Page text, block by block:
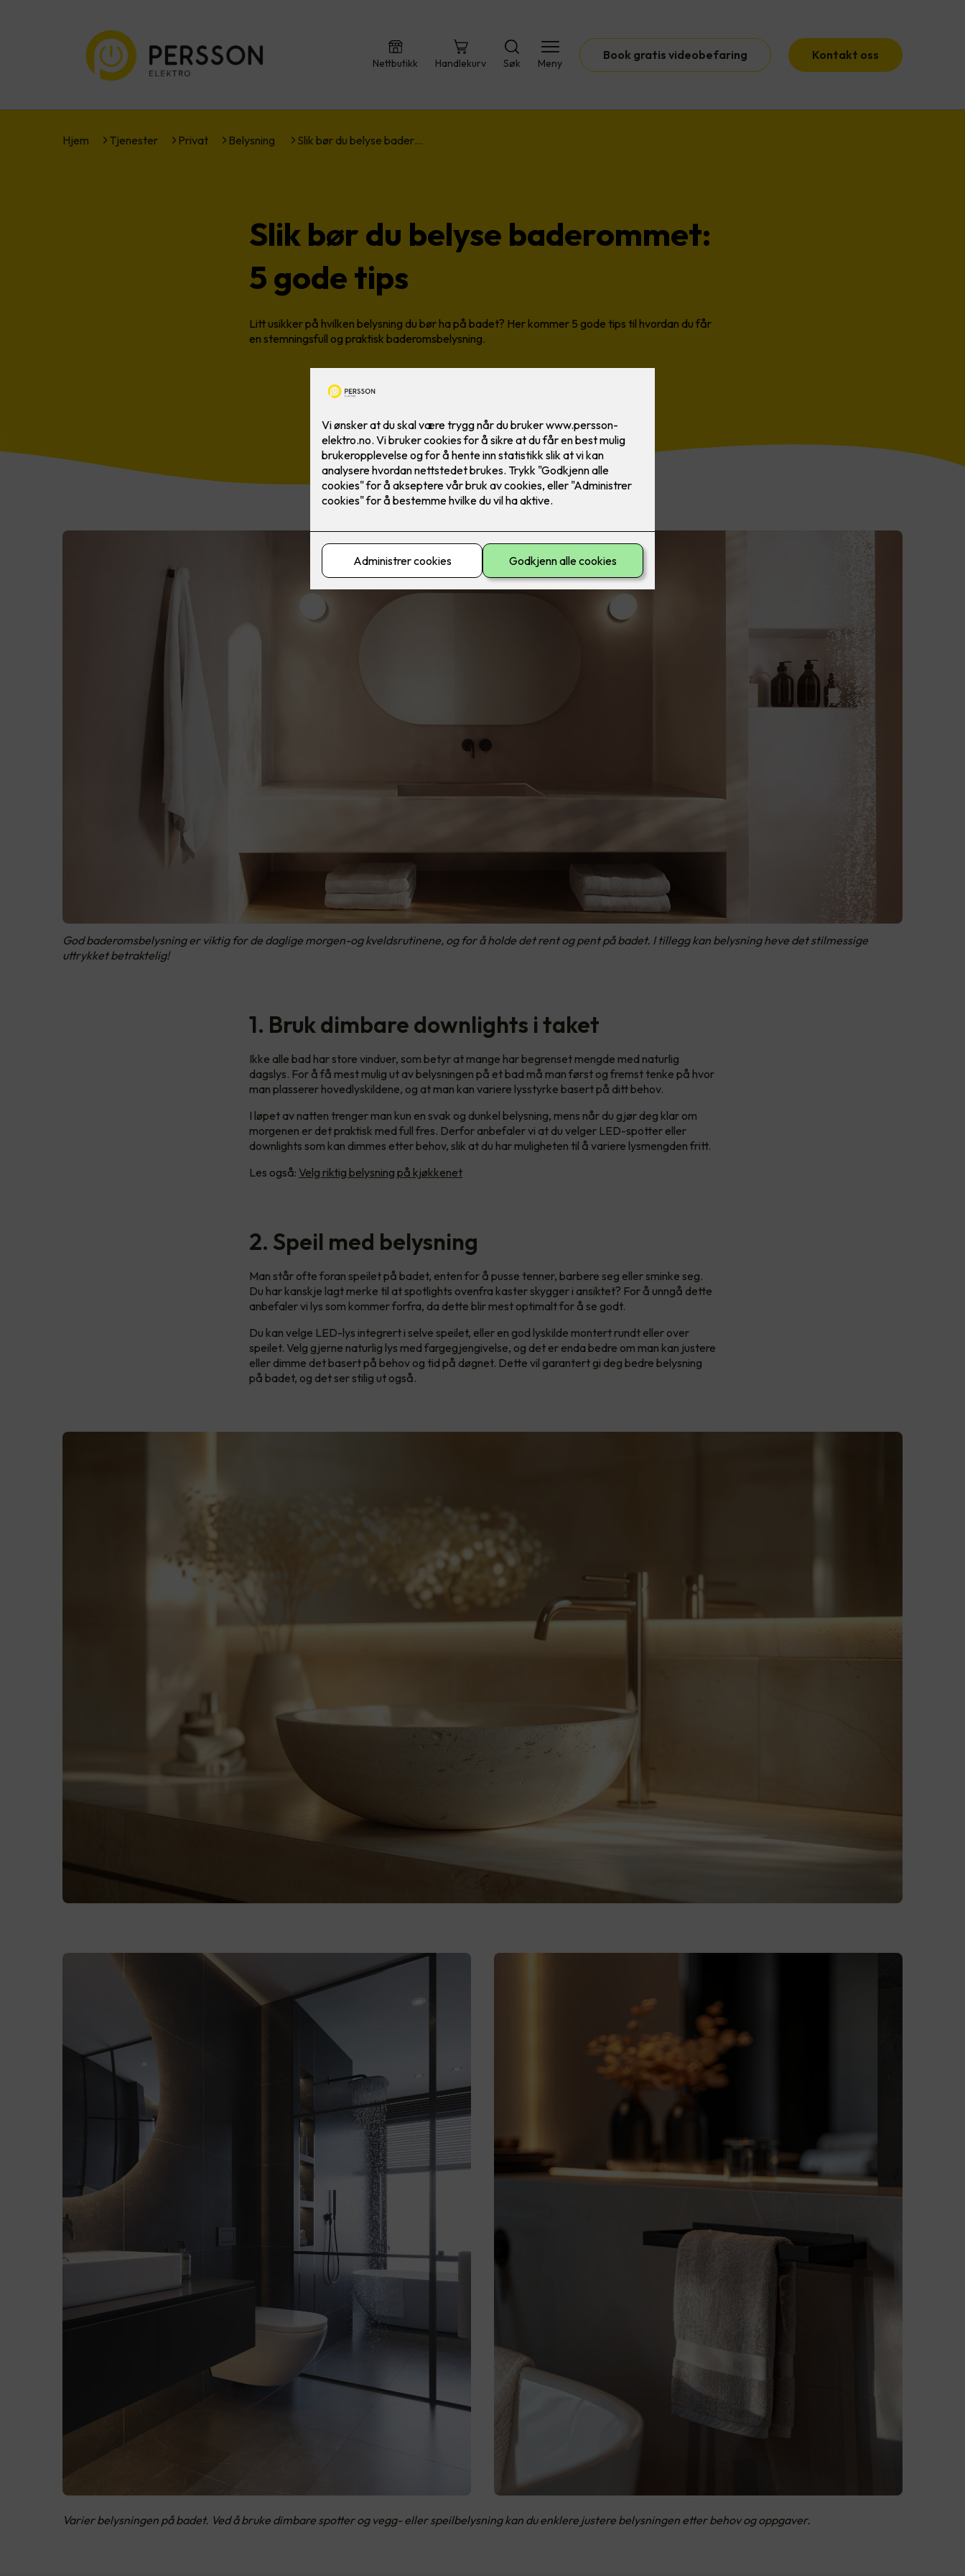
Nettbutikk Handlekurv Søk Meny
Book gratis videobefaring Kontakt oss
Hjem Tjenester Privat Belysning Slik bør du belyse bader…
Slik bør du belyse baderommet:
5 gode tips
Litt usikker på hvilken belysning du bør ha på badet? Her kommer 5 gode tips til hvordan du får
en stemningsfull og praktisk baderomsbelysning.
God baderomsbelysning er viktig for de daglige morgen-og kveldsrutinene, og for å holde det rent og pent på badet. I tillegg kan belysning heve det stilmessige
uttrykket betraktelig!
1. Bruk dimbare downlights i taket
Ikke alle bad har store vinduer, som betyr at mange har begrenset mengde med naturlig
dagslys. For å få mest mulig ut av belysningen på et bad må man først og fremst tenke på hvor
man plasserer hovedlyskildene, og at man kan variere lysstyrke basert på ditt behov.
I løpet av natten trenger man kun en svak og dunkel belysning, mens når du gjør deg klar om
morgenen er det praktisk med full fres. Derfor anbefaler vi at du velger LED-spotter eller
downlights som kan dimmes etter behov, slik at du har muligheten til å variere lysmengden fritt.
Les også: Velg riktig belysning på kjøkkenet
2. Speil med belysning
Man står ofte foran speilet på badet, enten for å pusse tenner, barbere seg eller sminke seg.
Du har kanskje lagt merke til at spotlights ovenfra kaster skygger i ansiktet? For å unngå dette
anbefaler vi lys som kommer forfra, da dette blir mest optimalt for å se godt.
Du kan velge LED-lys integrert i selve speilet, eller en god lyskilde montert rundt eller over
speilet. Velg gjerne naturlig lys med fargegjengivelse, og det er enda bedre om man kan justere
eller dimme det basert på behov og tid på døgnet. Dette vil garantert gi deg bedre belysning
på badet, og det ser stilig ut også.
Varier belysningen på badet. Ved å bruke dimbare spotter og vegg- eller speilbelysning kan du enklere justere belysningen etter behov og oppgaver.